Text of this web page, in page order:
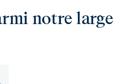
notre large